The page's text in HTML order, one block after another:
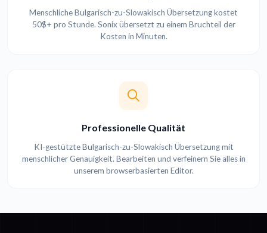
Menschliche Bulgarisch-zu-Slowakisch Übersetzung kostet
50$+ pro Stunde. Sonix übersetzt zu einem Bruchteil der
Kosten in Minuten.
Professionelle Qualität
KI-gestützte Bulgarisch-zu-Slowakisch Übersetzung mit
menschlicher Genauigkeit. Bearbeiten und verfeinern Sie alles in
unserem browserbasierten Editor.